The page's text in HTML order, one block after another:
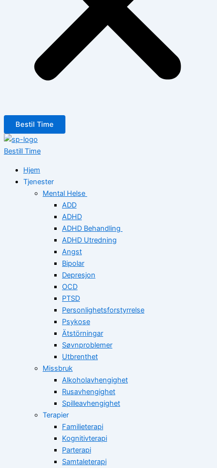
Bestil Time
Bestill Time
Hjem
Tjenester
Mental Helse
ADD
ADHD
ADHD Behandling
ADHD Utredning
Angst
Bipolar
Depresjon
OCD
PTSD
Personlighetsforstyrrelse
Psykose
Ätstörningar
Søvnproblemer
Utbrenthet
Missbruk
Alkoholavhengighet
Rusavhengighet
Spilleavhengighet
Terapier
Familieterapi
Kognitivterapi
Parterapi
Samtaleterapi